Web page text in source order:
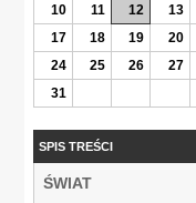
10
11 12 13
17
18 19 20
24
25 26 27
31
SPIS TREŚCI
ŚWIAT